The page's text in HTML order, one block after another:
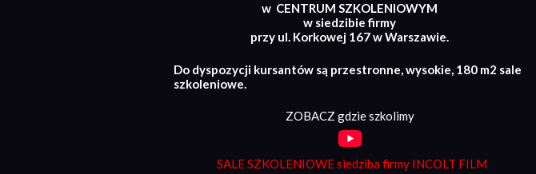
w CENTRUM SZKOLENIOWYM
w siedzibie firmy
przy ul. Korkowej 167 w Warszawie.
Do dyspozycji kursantów są przestronne, wysokie, 180 m2 sale
szkoleniowe.
ZOBACZ gdzie szkolimy
SALE SZKOLENIOWE siedziba firmy INCOLT FILM